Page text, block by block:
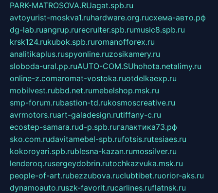
PARK-MATROSOVA.RUagat.spb.ru
avtoyurist-moskva1.ruhardware.org.ruсхема-авто.рф
dg-lab.ruangrup.rurecruiter.spb.rumusic8.spb.ru
krsk124.rukubok.spb.ruromanofforex.ru
analitikaplus.ruspyonline.ruzosikamery.ru
sloboda-ural.pp.ruAUTO-COM.SUhohota.netalimy.ru
online-z.comaromat-vostoka.ruotdelkaexp.ru
mobilvest.rubbd.net.rumebelshop.msk.ru
smp-forum.rubastion-td.rukosmoscreative.ru
avrmotors.ruart-galadesign.rutiffany-c.ru
ecostep-samara.rud-p.spb.ruгалактика73.рф
sko.com.rudavitamebel-spb.rufotsis.rutesiaes.ru
kokoroyari.spb.rublesna-kazan.rumossilver.ru
lenderoq.rusergeydobrin.rutochkazvuka.msk.ru
people-of-art.rubezzubova.ruclubtibet.ruorior-aks.ru
dynamoauto.ruszk-favorit.rucarlines.ruflatnsk.ru